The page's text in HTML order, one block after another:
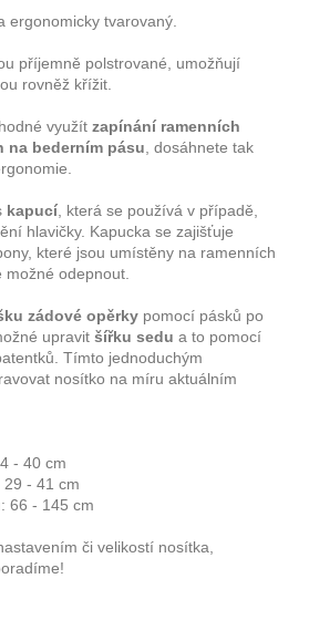
ergonomicky tvarovaný.
příjemně polstrované, umožňují
rovněž křížit.
využít zapínání ramenních
na bederním pásu, dosáhnete tak
kapucí, která se používá v případě,
hlavičky. Kapucka se zajišťuje
které jsou umístěny na ramenních
možné odepnout.
zádové opěrky pomocí pásků po
upravit šířku sedu a to pomocí
Tímto jednoduchým
nosítko na míru aktuálním
- 40 cm
29 - 41 cm
66 - 145 cm
či velikostí nosítka,